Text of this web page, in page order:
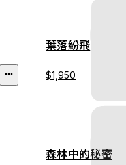
葉落紛飛
$1,950
森林中的秘密